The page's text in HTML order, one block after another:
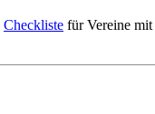
Checkliste für Vereine